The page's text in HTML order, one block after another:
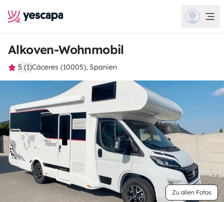
Alkoven-Wohnmobil
5 (1)Cáceres (10005), Spanien
Zu allen Fotos